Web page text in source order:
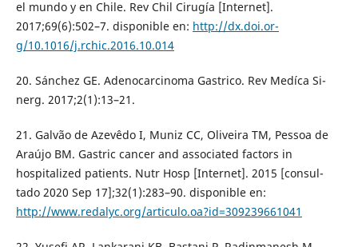
el mundo y en Chile. Rev Chil Cirugía [Internet].
2017;69(6):502–7. disponible en: http://dx.doi.or-
g/10.1016/j.rchic.2016.10.014
20. Sánchez GE. Adenocarcinoma Gastrico. Rev Medíca Si-
nerg. 2017;2(1):13–21.
21. Galvão de Azevêdo I, Muniz CC, Oliveira TM, Pessoa de
Araújo BM. Gastric cancer and associated factors in
hospitalized patients. Nutr Hosp [Internet]. 2015 [consul-
tado 2020 Sep 17];32(1):283–90. disponible en:
http://www.redalyc.org/articulo.oa?id=309239661041